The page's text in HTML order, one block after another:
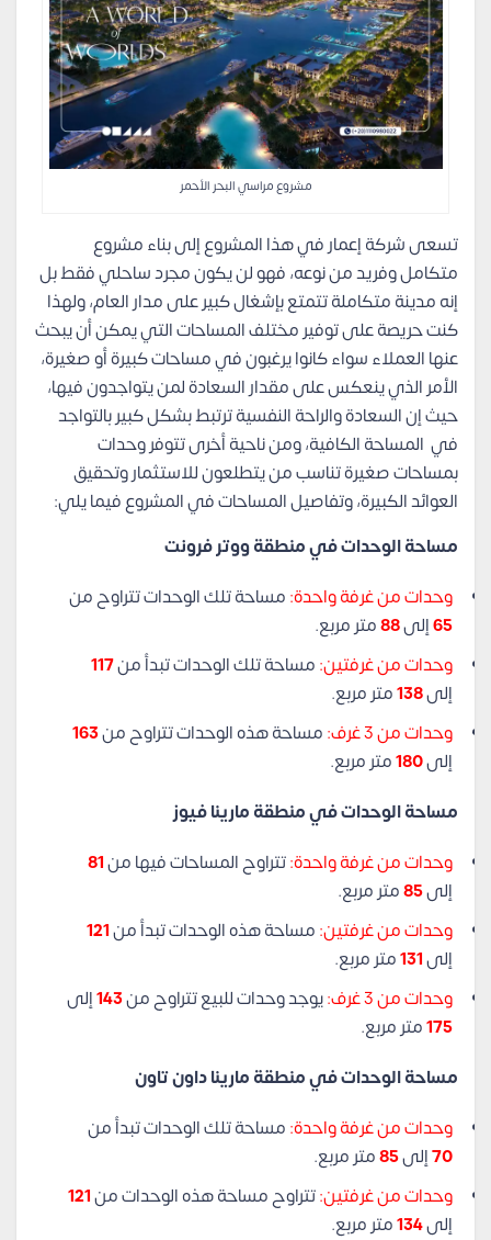
مشروع مراسي البحر الأحمر
تسعى شركة إعمار في هذا المشروع إلى بناء مشروع
متكامل وفريد من نوعه، فهو لن يكون مجرد ساحلي فقط بل
إنه مدينة متكاملة تتمتع بإشغال كبير على مدار العام، ولهذا
كنت حريصة على توفير مختلف المساحات التي يمكن أن يبحث
عنها العملاء سواء كانوا يرغبون في مساحات كبيرة أو صغيرة،
الأمر الذي ينعكس على مقدار السعادة لمن يتواجدون فيها،
حيث إن السعادة والراحة النفسية ترتبط بشكل كبير بالتواجد
في المساحة الكافية، ومن ناحية أخرى تتوفر وحدات
بمساحات صغيرة تناسب من يتطلعون للاستثمار وتحقيق
العوائد الكبيرة، وتفاصيل المساحات في المشروع فيما يلي:
مساحة الوحدات في منطقة ووتر فرونت
وحدات من غرفة واحدة:مساحة تلك الوحدات تتراوح من
65إلى88متر مربع.
وحدات من غرفتين:مساحة تلك الوحدات تبدأ من117
إلى138متر مربع.
وحدات من 3 غرف:
مساحة هذه الوحدات تتراوح من163
إلى180متر مربع.
مساحة الوحدات في منطقة مارينا فيوز
وحدات من غرفة واحدة:تتراوح المساحات فيها من81
إلى85متر مربع.
وحدات من غرفتين:مساحة هذه الوحدات تبدأ من121
إلى131متر مربع.
وحدات من 3 غرف:
يوجد وحدات للبيع تتراوح من143إلى
175متر مربع.
مساحة الوحدات في منطقة مارينا داون تاون
وحدات من غرفة واحدة:مساحة تلك الوحدات تبدأ من
70إلى85متر مربع.
وحدات من غرفتين:تتراوح مساحة هذه الوحدات من121
إلى134متر مربع.